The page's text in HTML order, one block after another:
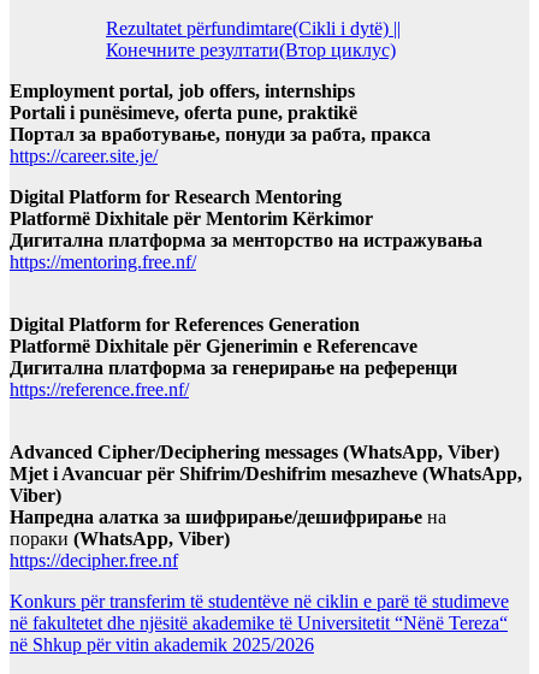
Rezultatet përfundimtare(Cikli i dytë) ||
Конечните резултати(Втор циклус)
Employment portal, job offers, internships
Portali i punësimeve, oferta pune, praktikë
Портал за вработување, понуди за рабта, пракса
https://career.site.je/
Digital Platform for Research Mentoring
Platformë Dixhitale për Mentorim Kërkimor
Дигитална платформа за менторство на истражувања
https://mentoring.free.nf/
Digital Platform for References Generation
Platformë Dixhitale për Gjenerimin e Referencave
Дигитална платформа за генерирање на референци
https://reference.free.nf/
Advanced Cipher/Deciphering messages (WhatsApp, Viber)
Mjet i Avancuar për Shifrim/Deshifrim mesazheve (WhatsApp,
Viber)
Напредна алатка за шифрирање/дешифрирање на
пораки (WhatsApp, Viber)
https://decipher.free.nf
Konkurs për transferim të studentëve në ciklin e parë të studimeve
në fakultetet dhe njësitë akademike të Universitetit “Nënë Tereza“
në Shkup për vitin akademik 2025/2026